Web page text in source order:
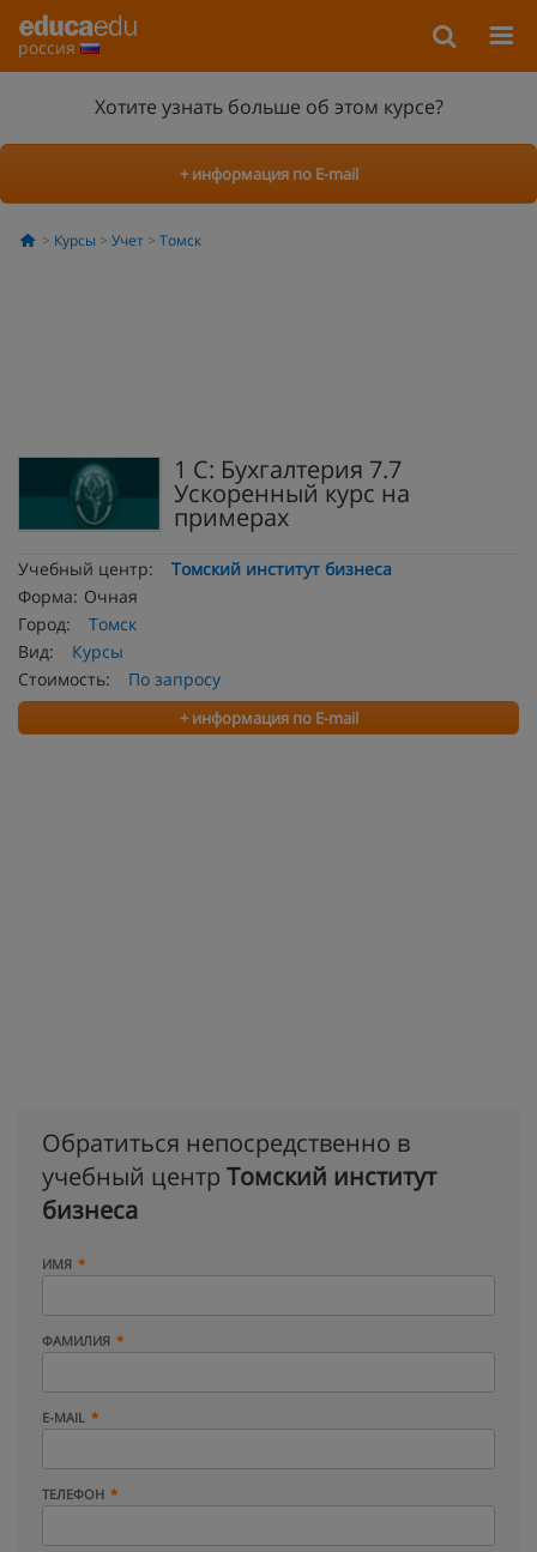
россия
Хотите узнать больше об этом курсе?
+ информация по E-mail
Курсы Учет Томск
1 С: Бухгалтерия 7.7
Ускоренный курс на
примерах
Учебный центр:
Томский институт бизнеса
Форма: Очная
Город:
Томск
Вид:
Курсы
Стоимость:
По запросу
+ информация по E-mail
Обратиться непосредственно в
учебный центр Томский институт
бизнеса
ИМЯ
ФАМИЛИЯ
E-MAIL
ТЕЛЕФОН